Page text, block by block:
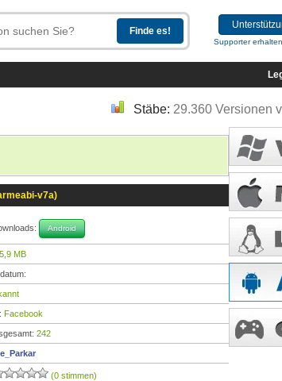
Supporter
Stäbe: 29.360 Versionen
v7a)
Android
MB
Facebook
242
(0 stimmen)